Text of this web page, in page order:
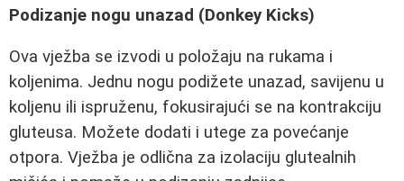
Podizanje nogu unazad (Donkey Kicks)
Ova vježba se izvodi u položaju na rukama i
koljenima. Jednu nogu podižete unazad, savijenu u
koljenu ili ispruženu, fokusirajući se na kontrakciju
gluteusa. Možete dodati i utege za povećanje
otpora. Vježba je odlična za izolaciju glutealnih